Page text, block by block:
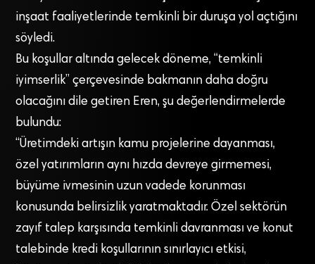
inşaat faaliyetlerinde temkinli bir duruşa yol açtığını
söyledi.
Bu koşullar altında gelecek döneme, “temkinli
iyimserlik” çerçevesinde bakmanın daha doğru
olacağını dile getiren Eren, şu değerlendirmelerde
bulundu:
“Üretimdeki artışın kamu projelerine dayanması,
özel yatırımların aynı hızda devreye girmemesi,
büyüme ivmesinin uzun vadede korunması
konusunda belirsizlik yaratmaktadır. Özel sektörün
zayıf talep karşısında temkinli davranması ve konut
talebinde kredi koşullarının sınırlayıcı etkisi,